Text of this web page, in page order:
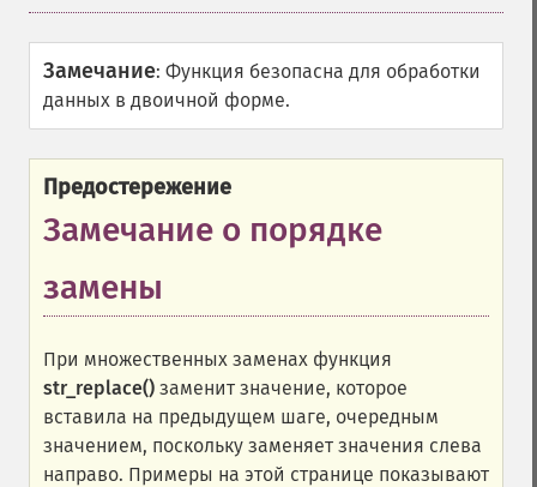
Замечание: Функция безопасна для обработки
данных в двоичной форме.
Предостережение
Замечание о порядке
замены
При множественных заменах функция
str_replace() заменит значение, которое
вставила на предыдущем шаге, очередным
значением, поскольку заменяет значения слева
направо. Примеры на этой странице показывают